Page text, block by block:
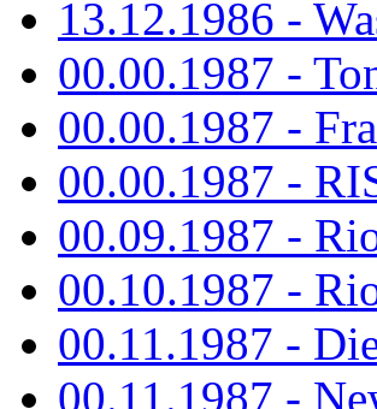
13.12.1986 -
00.00.1987 -
00.00.1987 -
00.00.1987 -
00.09.1987 -
00.10.1987 -
00.11.1987 -
00.11.1987 -